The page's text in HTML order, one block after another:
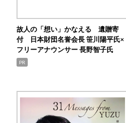
故人の「想い」かなえる 遺贈寄
付 日本財団名誉会長 笹川陽平氏×
フリーアナウンサー 長野智子氏
PR